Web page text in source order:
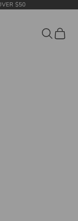
$50
Search
Cart